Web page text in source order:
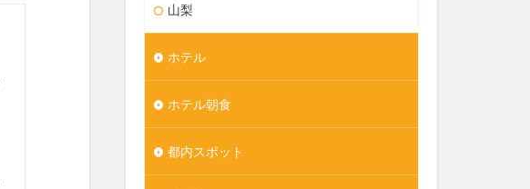
山梨
ホテル
ホテル朝食
都内スポット